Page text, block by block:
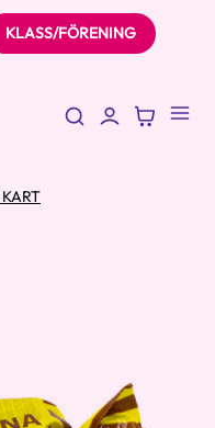
KLASS/FÖRENING